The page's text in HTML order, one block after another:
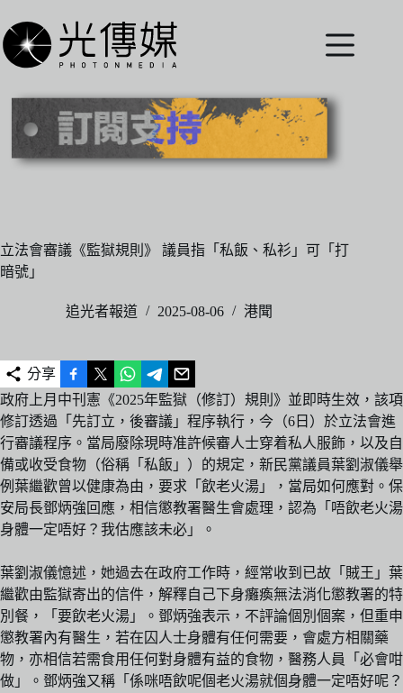
至
主
內
立法會審議《監獄規則》 議員指「私飯、私衫」可「打
暗號」
追光者報道 2025-08-06 港聞
分享
政府上月中刊憲《2025年監獄（修訂）規則》並即時生效，該項
修訂透過「先訂立，後審議」程序執行，今（6日）於立法會進
行審議程序。當局廢除現時准許候審人士穿着私人服飾，以及自
備或收受食物（俗稱「私飯」）的規定，新民黨議員葉劉淑儀舉
例葉繼歡曾以健康為由，要求「飲老火湯」，當局如何應對。保
安局長鄧炳強回應，相信懲教署醫生會處理，認為「唔飲老火湯
身體一定唔好？我估應該未必」。
葉劉淑儀憶述，她過去在政府工作時，經常收到已故「賊王」葉
繼歡由監獄寄出的信件，解釋自己下身癱瘓無法消化懲教署的特
別餐，「要飲老火湯」。鄧炳強表示，不評論個別個案，但重申
懲教署內有醫生，若在囚人士身體有任何需要，會處方相關藥
物，亦相信若需食用任何對身體有益的食物，醫務人員「必會咁
做」。鄧炳強又稱「係咪唔飲呢個老火湯就個身體一定唔好呢？